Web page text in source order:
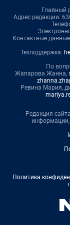
Главный
Адрес редакции:
Контактные
Техподдержка:
По
Жапарова Жанна,
Ревина Мария,
Редакция
Политика